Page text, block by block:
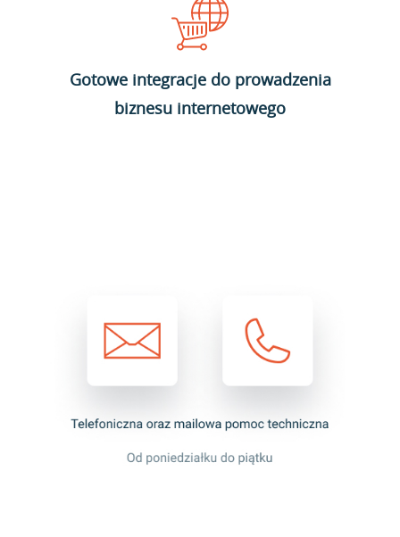
Gotowe integracje do prowadzenia
biznesu internetowego